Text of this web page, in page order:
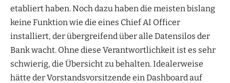
etabliert haben. Noch dazu haben die meisten bislang
keine Funktion wie die eines Chief AI Officer
installiert, der übergreifend über alle Datensilos der
Bank wacht. Ohne diese Verantwortlichkeit ist es sehr
schwierig, die Übersicht zu behalten. Idealerweise
hätte der Vorstandsvorsitzende ein Dashboard auf